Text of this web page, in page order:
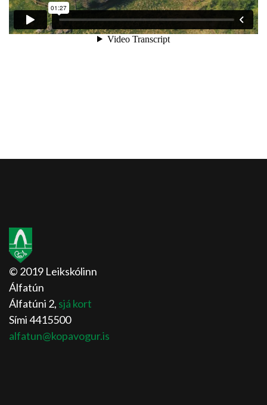
© 2019 Leikskólinn
Álfatún
Álfatúni 2, sjá kort
Sími 4415500
alfatun@kopavogur.is